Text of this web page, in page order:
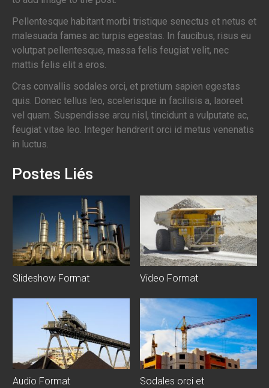
Pellentesque habitant morbi tristique senectus et netus et
malesuada fames ac turpis egestas. In faucibus, risus eu
volutpat pellentesque, massa felis feugiat velit, nec
mattis felis elit a eros.
Cras convallis sodales orci, et pretium sapien egestas
quis. Donec tellus leo, scelerisque in facilisis a, laoreet
vel quam. Suspendisse arcu nisl, tincidunt a vulputate ac,
feugiat vitae leo. Integer hendrerit orci id metus venenatis
in luctus.
Postes Liés
Slideshow Format Video Format
Audio Format Sodales orci et